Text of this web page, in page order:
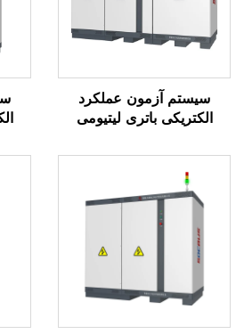
سیستم آزمون عملکرد
الکتریکی باتری لیتیومی